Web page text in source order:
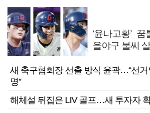
‘윤나고황’
을야구 불씨
새 축구협회장 선출 방식 윤곽…“선
명”
해체설 뒤집은 LIV 골프…새 투자자 확